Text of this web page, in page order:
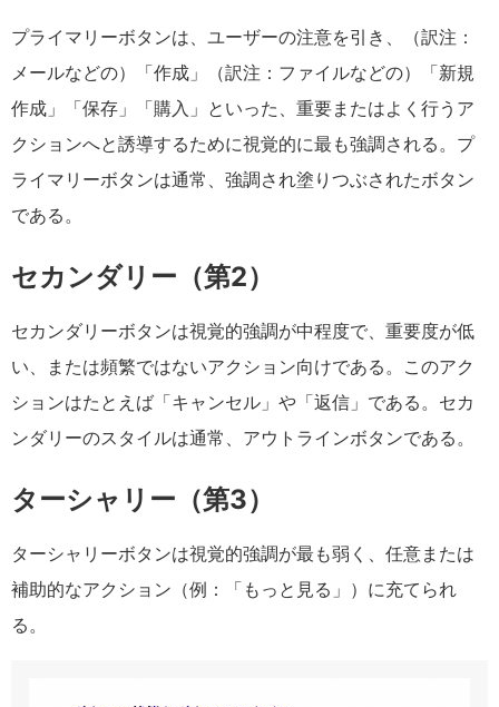
プライマリーボタンは、ユーザーの注意を引き、（訳注：
メールなどの）「作成」（訳注：ファイルなどの）「新規
作成」「保存」「購入」といった、重要またはよく行うア
クションへと誘導するために視覚的に最も強調される。プ
ライマリーボタンは通常、強調され塗りつぶされたボタン
である。
セカンダリー（第2）
セカンダリーボタンは視覚的強調が中程度で、重要度が低
い、または頻繁ではないアクション向けである。このアク
ションはたとえば「キャンセル」や「返信」である。セカ
ンダリーのスタイルは通常、アウトラインボタンである。
ターシャリー（第3）
ターシャリーボタンは視覚的強調が最も弱く、任意または
補助的なアクション（例：「もっと見る」）に充てられ
る。